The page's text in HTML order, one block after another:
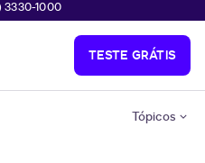
3330-1000
TESTE GRÁTIS
Tópicos